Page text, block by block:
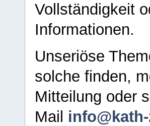
Vollständigkeit
Informationen.
Unseriöse
solche finden,
Mitteilung oder
Mail